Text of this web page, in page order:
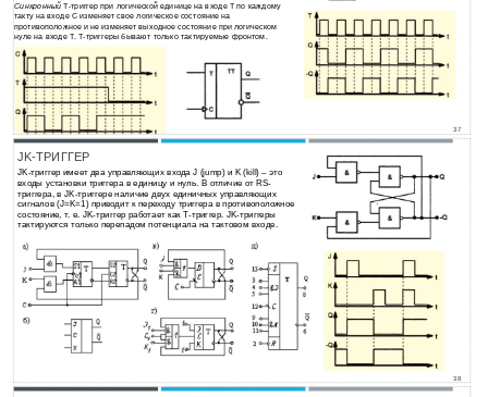
СинхронныйТ-триггер при логической единице на входе Т по каждому
такту на входе С изменяет свое логическое состояние на
противоположное и не изменяет выходное состояние при логическом
нуле на входе Т. Т-триггеры бывают только тактируемые фронтом.
37
JK-ТРИГГЕР
JK-триггер имеет два управляющих входа J (jump) и K (kill) – это
входы установки триггера в единицу и нуль. В отличие от RS-
триггера, в JK-триггере наличие двух единичных управляющих
сигналов (J=K=1) приводит к переходу триггера в противоположное
состояние, т. е. JK-триггер работает как T-триггер. JK-триггеры
тактируются только перепадом потенциала на тактовом входе.
38